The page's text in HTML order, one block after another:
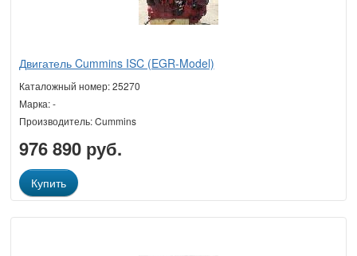
Двигатель Cummins ISC (EGR-Model)
Каталожный номер: 25270
Марка: -
Производитель: Cummins
976 890 руб.
Купить